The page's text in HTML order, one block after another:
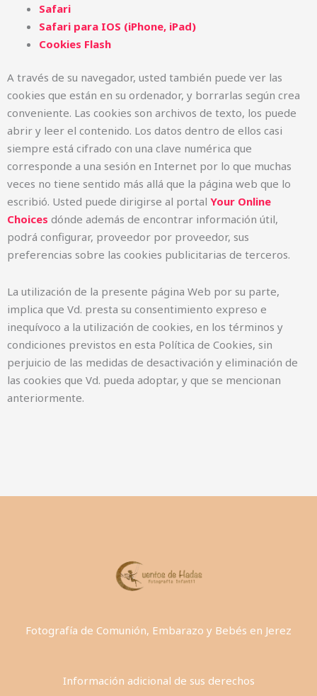
Safari
Safari para IOS (iPhone, iPad)
Cookies Flash
A través de su navegador, usted también puede ver las
cookies que están en su ordenador, y borrarlas según crea
conveniente. Las cookies son archivos de texto, los puede
abrir y leer el contenido. Los datos dentro de ellos casi
siempre está cifrado con una clave numérica que
corresponde a una sesión en Internet por lo que muchas
veces no tiene sentido más allá que la página web que lo
escribió. Usted puede dirigirse al portal Your Online
Choices dónde además de encontrar información útil,
podrá configurar, proveedor por proveedor, sus
preferencias sobre las cookies publicitarias de terceros.
La utilización de la presente página Web por su parte,
implica que Vd. presta su consentimiento expreso e
inequívoco a la utilización de cookies, en los términos y
condiciones previstos en esta Política de Cookies, sin
perjuicio de las medidas de desactivación y eliminación de
las cookies que Vd. pueda adoptar, y que se mencionan
anteriormente.
Fotografía de Comunión, Embarazo y Bebés en Jerez
Información adicional de sus derechos